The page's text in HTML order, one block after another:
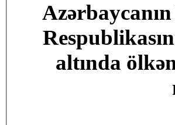
altında